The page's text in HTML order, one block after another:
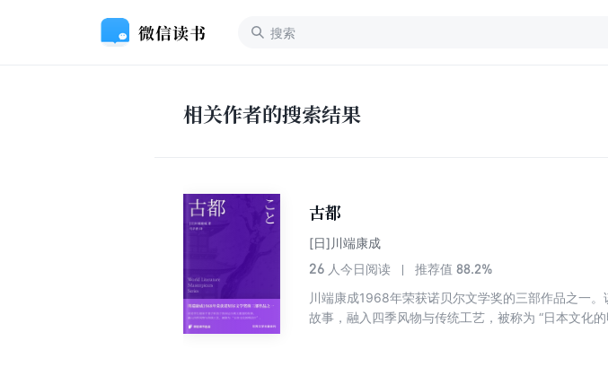
相关作者的搜索结果
古都
[日]川端康成
26 人今日阅读 推荐值 88.2%
川端康成1968年荣获诺贝尔文学奖的三部作品之一
故事，融入四季风物与传统工艺，被称为 “日本文化